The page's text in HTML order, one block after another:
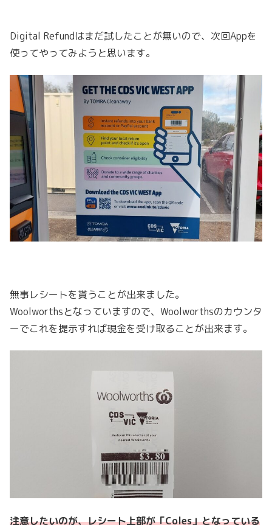
Digital Refundはまだ試したことが無いので、次回Appを
使ってやってみようと思います。
無事レシートを貰うことが出来ました。
Woolworthsとなっていますので、Woolworthsのカウンタ
ーでこれを提示すれば現金を受け取ることが出来ます。
注意したいのが、レシート上部が「Coles」となっている